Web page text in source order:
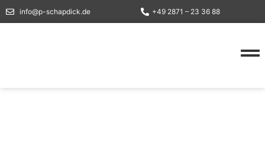
info@p-schapdick.de +49 2871 – 23 36 88